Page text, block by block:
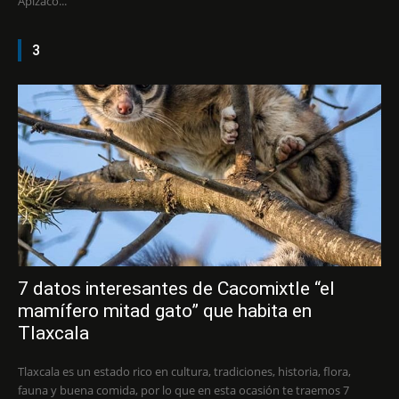
3
7 datos interesantes de Cacomixtle “el
mamífero mitad gato” que habita en
Tlaxcala
Tlaxcala es un estado rico en cultura, tradiciones, historia, flora,
fauna y buena comida, por lo que en esta ocasión te traemos 7